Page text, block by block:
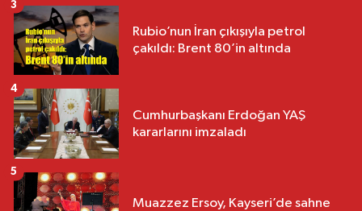
Rubio’nun İran çıkışıyla petrol
çakıldı: Brent 80’in altında
3
Cumhurbaşkanı Erdoğan YAŞ
kararlarını imzaladı
4
Muazzez Ersoy, Kayseri’de sahne
5